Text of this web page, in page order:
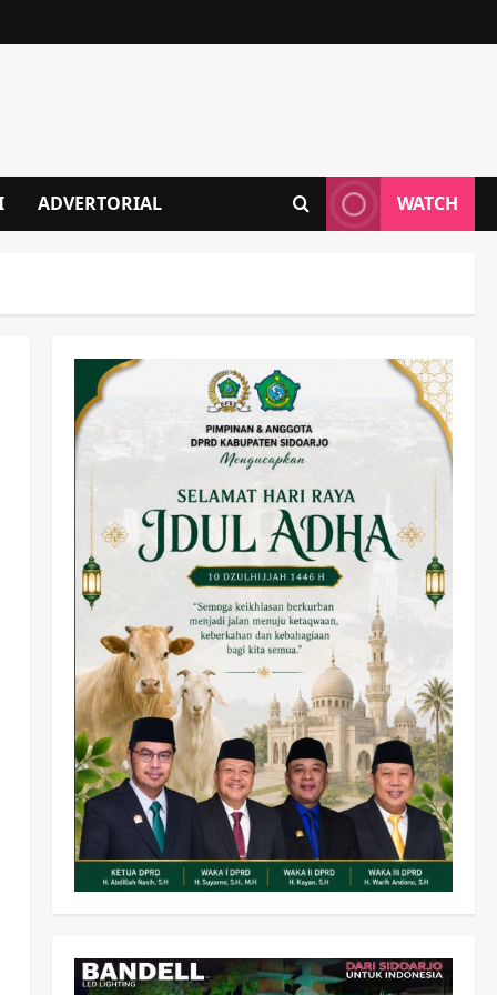
ADVERTORIAL WATCH
2
Olahraga
Adu Taktik di Atas Rumput
Sintetis: PWI dan Sapma
Mesin Menuju Piala Soccer
wartanusa 5 Agustus 2026